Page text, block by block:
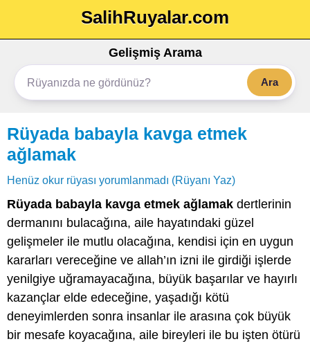
SalihRuyalar.com
Gelişmiş Arama
Ara
Rüyada babayla kavga etmek
ağlamak
Henüz okur rüyası yorumlanmadı (Rüyanı Yaz)
Rüyada babayla kavga etmek ağlamak dertlerinin
dermanını bulacağına, aile hayatındaki güzel
gelişmeler ile mutlu olacağına, kendisi için en uygun
kararları vereceğine ve allah’ın izni ile girdiği işlerde
yenilgiye uğramayacağına, büyük başarılar ve hayırlı
kazançlar elde edeceğine, yaşadığı kötü
deneyimlerden sonra insanlar ile arasına çok büyük
bir mesafe koyacağına, aile bireyleri ile bu işten ötürü